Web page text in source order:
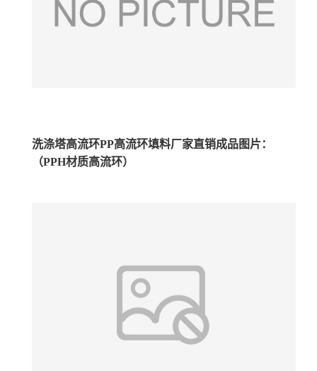
洗涤塔高流环PP高流环填料厂家直销成品图片：
（PPH材质高流环）